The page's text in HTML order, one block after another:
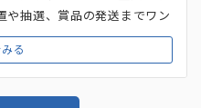
る
や抽選、賞品の発送までワン
ています。また、SNS運用や
ンターなど事務局業務の効
しています。そのため、キャ
商品案内、問合せ窓口、ク